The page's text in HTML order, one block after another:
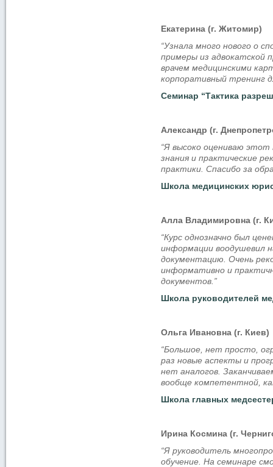
Екатерина (г. Житомир)
“Узнала много нового о
примеры из адвокатской
врачем медицинскими
корпоративный тренинг
Семинар “Тактика
Александр (г.
“Я высоко оцениваю
знания и практические
практики. Спасибо за
Школа медицинских
Алла Владимировна (г.
“Курс однозначно был
информации воодушевил
документацию. Очень
информативно и
документов.”
Школа руководителей
Ольга Ивановна (г. Киев)
“Большое, нет просто,
раз новые аспекты и
нет аналогов.
вообще компетентной,
Школа главных
Ирина Космина (г.
“Я руководитель
обучение. На семинаре